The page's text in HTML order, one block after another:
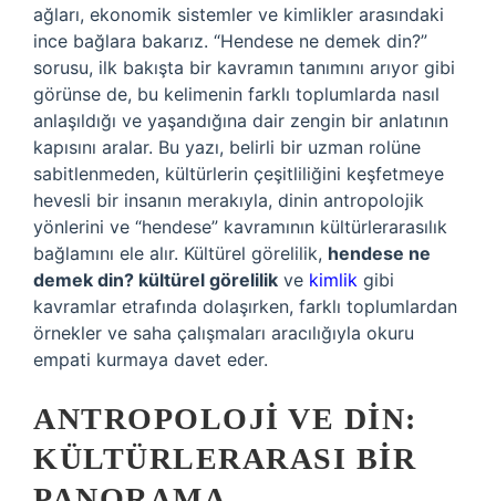
ağları, ekonomik sistemler ve kimlikler arasındaki
ince bağlara bakarız. “Hendese ne demek din?”
sorusu, ilk bakışta bir kavramın tanımını arıyor gibi
görünse de, bu kelimenin farklı toplumlarda nasıl
anlaşıldığı ve yaşandığına dair zengin bir anlatının
kapısını aralar. Bu yazı, belirli bir uzman rolüne
sabitlenmeden, kültürlerin çeşitliliğini keşfetmeye
hevesli bir insanın merakıyla, dinin antropolojik
yönlerini ve “hendese” kavramının kültürlerarasılık
bağlamını ele alır. Kültürel görelilik, hendese ne
demek din? kültürel görelilik ve kimlik gibi
kavramlar etrafında dolaşırken, farklı toplumlardan
örnekler ve saha çalışmaları aracılığıyla okuru
empati kurmaya davet eder.
ANTROPOLOJI VE DIN:
KÜLTÜRLERARASI BIR